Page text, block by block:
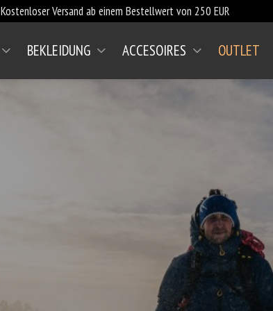
Kostenloser Versand ab einem Bestellwert von 250 EUR
BEKLEIDUNG ACCESOIRES OUTLET
(AKTUELL)